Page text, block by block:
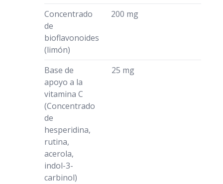
Concentrado
de
bioflavonoides
(limón)
200 mg
Base de
apoyo a la
vitamina C
(Concentrado
de
hesperidina,
rutina,
acerola,
indol-3-
carbinol)
25 mg